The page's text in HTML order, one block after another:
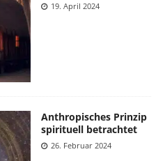
19. April 2024
Anthropisches Prinzip
spirituell betrachtet
26. Februar 2024